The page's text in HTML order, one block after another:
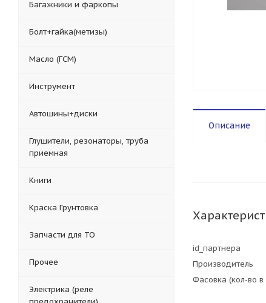
Описание
id_партнера
Производитель
Фасовка (кол-во в
Багажники и фаркопы
Болт+гайка(метизы)
Масло (ГСМ)
Инструмент
Автошины+диски
Глушители, резонаторы, труба
приемная
Книги
Краска Грунтовка
Запчасти для ТО
Прочее
Электрика (реле